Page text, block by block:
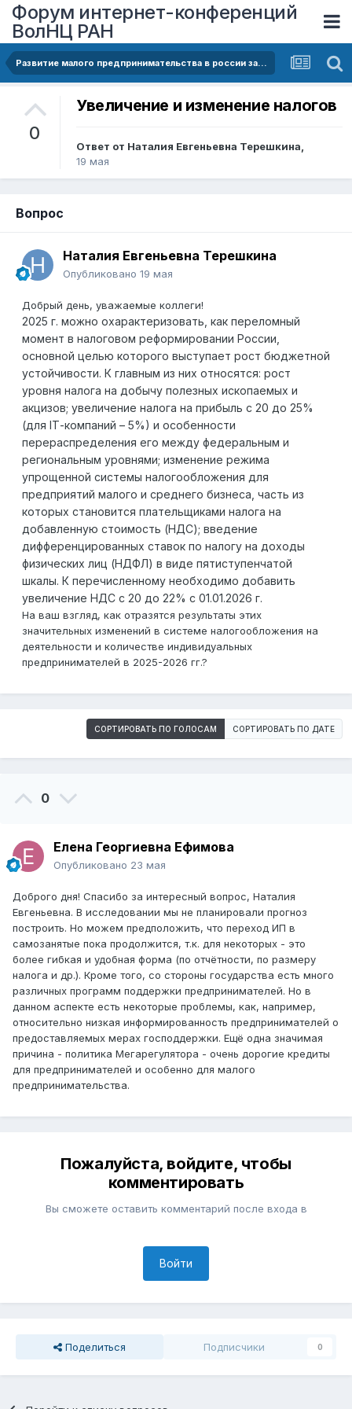
Форум интернет-конференций
ВолНЦ РАН
Развитие малого предпринимательства в россии за период 2014-2024 годы: тенденции, барьеры, перспективы
0
Увеличение и изменение налогов
Ответ от Наталия Евгеньевна Терешкина,
19 мая
Вопрос
Наталия Евгеньевна Терешкина
Опубликовано 19 мая
Добрый день, уважаемые коллеги!
2025 г. можно охарактеризовать, как переломный
момент в налоговом реформировании России,
основной целью которого выступает рост бюджетной
устойчивости. К главным из них относятся: рост
уровня налога на добычу полезных ископаемых и
акцизов; увеличение налога на прибыль с 20 до 25%
(для IТ-компаний – 5%) и особенности
перераспределения его между федеральным и
региональным уровнями; изменение режима
упрощенной системы налогообложения для
предприятий малого и среднего бизнеса, часть из
которых становится плательщиками налога на
добавленную стоимость (НДС); введение
дифференцированных ставок по налогу на доходы
физических лиц (НДФЛ) в виде пятиступенчатой
шкалы. К перечисленному необходимо добавить
увеличение НДС с 20 до 22% с 01.01.2026 г.
На ваш взгляд, как отразятся результаты этих
значительных изменений в системе налогообложения на
деятельности и количестве индивидуальных
предпринимателей в 2025-2026 гг.?
СОРТИРОВАТЬ ПО ГОЛОСАМ СОРТИРОВАТЬ ПО ДАТЕ
0
Елена Георгиевна Ефимова
Опубликовано 23 мая
Доброго дня! Спасибо за интересный вопрос, Наталия
Евгеньевна. В исследовании мы не планировали прогноз
построить. Но можем предположить, что переход ИП в
самозанятые пока продолжится, т.к. для некоторых - это
более гибкая и удобная форма (по отчётности, по размеру
налога и др.). Кроме того, со стороны государства есть много
различных программ поддержки предпринимателей. Но в
данном аспекте есть некоторые проблемы, как, например,
относительно низкая информированность предпринимателей о
предоставляемых мерах господдержки. Ещё одна значимая
причина - политика Мегарегулятора - очень дорогие кредиты
для предпринимателей и особенно для малого
предпринимательства.
Пожалуйста, войдите, чтобы
комментировать
Вы сможете оставить комментарий после входа в
Войти
Поделиться Подписчики 0